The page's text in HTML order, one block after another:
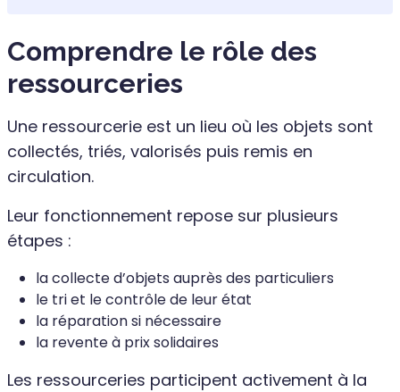
Comprendre le rôle des
ressourceries
Une ressourcerie est un lieu où les objets sont
collectés, triés, valorisés puis remis en
circulation.
Leur fonctionnement repose sur plusieurs
étapes :
la collecte d’objets auprès des particuliers
le tri et le contrôle de leur état
la réparation si nécessaire
la revente à prix solidaires
Les ressourceries participent activement à la